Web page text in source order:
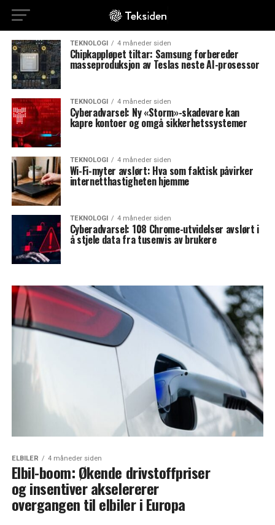
TEKNOLOGI 4 måneder siden
Chipkappløpet tiltar: Samsung forbereder
masseproduksjon av Teslas neste AI-prosessor
TEKNOLOGI 4 måneder siden
Cyberadvarsel: Ny «Storm»-skadevare kan
kapre kontoer og omgå sikkerhetssystemer
TEKNOLOGI 4 måneder siden
Wi-Fi-myter avslørt: Hva som faktisk påvirker
internetthastigheten hjemme
TEKNOLOGI 4 måneder siden
Cyberadvarsel: 108 Chrome-utvidelser avslørt i
å stjele data fra tusenvis av brukere
ELBILER 4 måneder siden
Elbil-boom: Økende drivstoffpriser
og insentiver akselererer
overgangen til elbiler i Europa